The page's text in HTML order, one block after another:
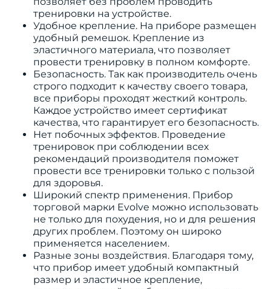
тренировки на устройстве.
Удобное крепление. На приборе размещен
удобный ремешок. Крепление из
эластичного материала, что позволяет
провести тренировку в полном комфорте.
Безопасность. Так как производитель очень
строго подходит к качеству своего товара,
все приборы проходят жесткий контроль.
Каждое устройство имеет сертификат
качества, что гарантирует его безопасность.
Нет побочных эффектов. Проведение
тренировок при соблюдении всех
рекомендаций производителя поможет
провести все тренировки только с пользой
для здоровья.
Широкий спектр применения. Прибор
торговой марки Evolve можно использовать
не только для похудения, но и для решения
других проблем. Поэтому он широко
применяется населением.
Разные зоны воздействия. Благодаря тому,
что прибор имеет удобный компактный
размер и эластичное крепление,